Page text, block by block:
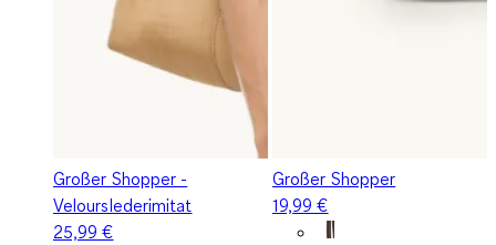
Großer Shopper -
Velourslederimitat
25,99 €
Großer Shopper
19,99 €